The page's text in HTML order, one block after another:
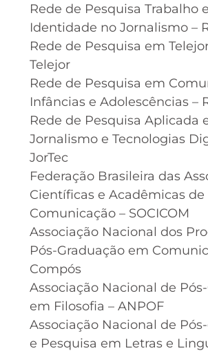
Rede de Pesquisa Trabalho e
Identidade no Jornalismo –
Rede de Pesquisa em
Telejor
Rede de Pesquisa em
Infâncias e Adolescências –
Rede de Pesquisa Aplicada
Jornalismo e Tecnologias
JorTec
Federação Brasileira das
Científicas e Acadêmicas de
Comunicação – SOCICOM
Associação Nacional dos
Pós-Graduação em
Compós
Associação Nacional de
em Filosofia – ANPOF
Associação Nacional de
e Pesquisa em Letras e